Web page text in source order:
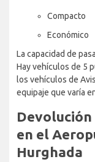
Compacto
Económico
La capacidad de
Hay vehículos de 5
los vehículos de
equipaje que varía
Devolución
en el
Hurghada